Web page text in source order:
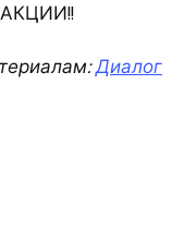
Диалог